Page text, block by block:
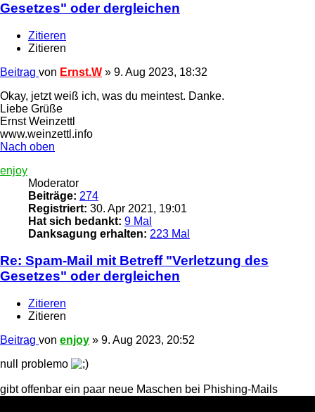
Gesetzes" oder dergleichen
Zitieren
Zitieren
Beitrag von Ernst.W » 9. Aug 2023, 18:32
Okay, jetzt weiß ich, was du meintest. Danke.
Liebe Grüße
Ernst Weinzettl
www.weinzettl.info
Nach oben
enjoy
Moderator
Beiträge: 274
Registriert: 30. Apr 2021, 19:01
Hat sich bedankt: 9 Mal
Danksagung erhalten: 223 Mal
Re: Spam-Mail mit Betreff "Verletzung des
Gesetzes" oder dergleichen
Zitieren
Zitieren
Beitrag von enjoy » 9. Aug 2023, 20:52
null problemo
gibt offenbar ein paar neue Maschen bei Phishing-Mails